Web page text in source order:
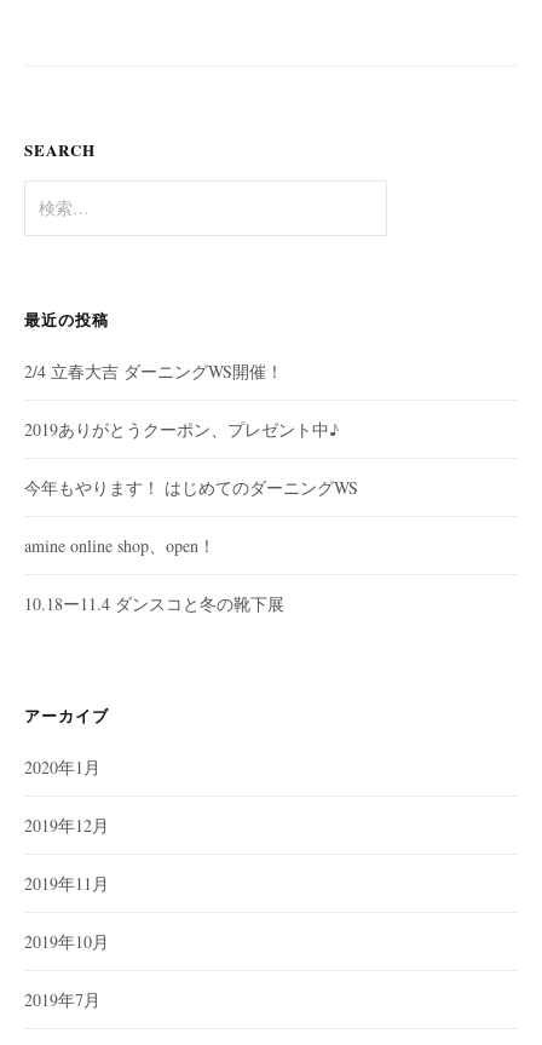
ョ
ン
SEARCH
索
最近の投稿
2/4 立春大吉 ダーニングWS開催！
2019ありがとうクーポン、プレゼント中♪
今年もやります！ はじめてのダーニングWS
amine online shop、open！
10.18ー11.4 ダンスコと冬の靴下展
アーカイブ
2020年1月
2019年12月
2019年11月
2019年10月
2019年7月